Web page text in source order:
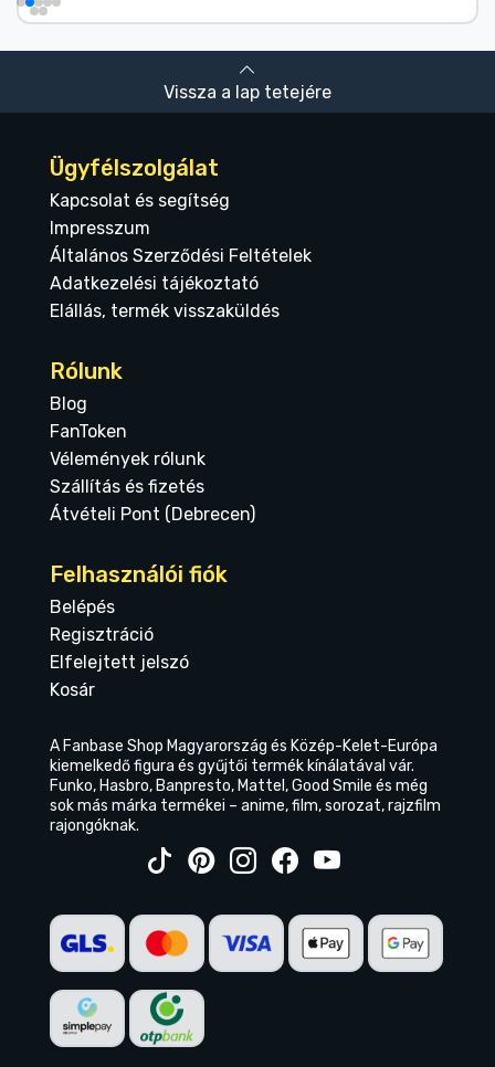
Vissza a lap tetejére
Ügyfélszolgálat
Kapcsolat és segítség
Impresszum
Általános Szerződési Feltételek
Adatkezelési tájékoztató
Elállás, termék visszaküldés
Rólunk
Blog
FanToken
Vélemények rólunk
Szállítás és fizetés
Átvételi Pont (Debrecen)
Felhasználói fiók
Belépés
Regisztráció
Elfelejtett jelszó
Kosár
A Fanbase Shop Magyarország és Közép-Kelet-Európa
kiemelkedő figura és gyűjtői termék kínálatával vár.
Funko, Hasbro, Banpresto, Mattel, Good Smile és még
sok más márka termékei – anime, film, sorozat, rajzfilm
rajongóknak.